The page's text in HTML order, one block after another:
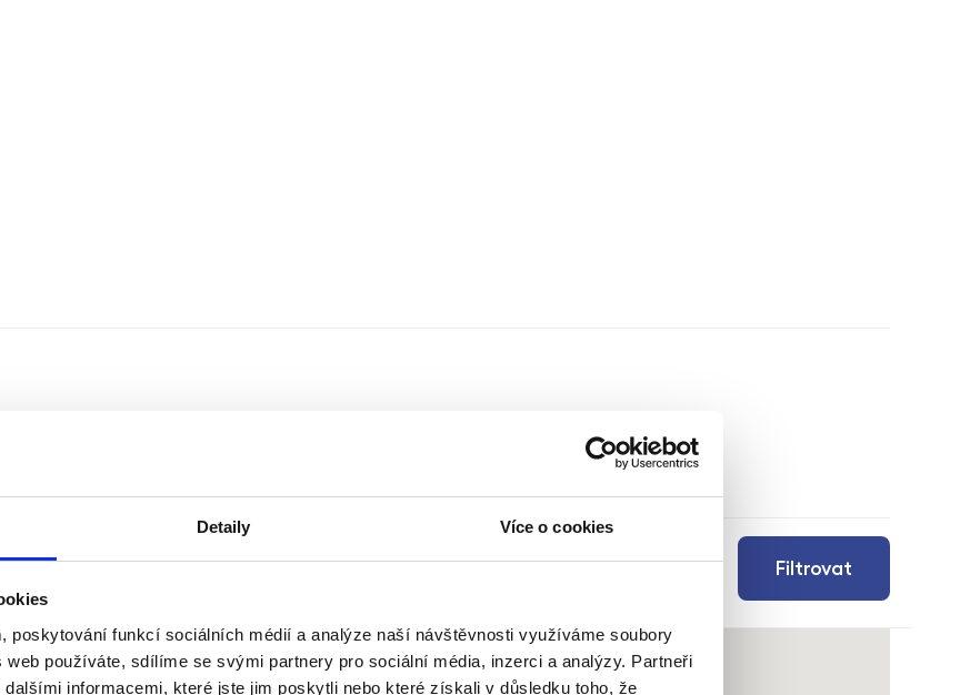
Detaily Více o cookies
poskytování funkcí sociálních médií a analýze naší návštěvnosti využíváme soubory
používáte, sdílíme se svými partnery pro sociální média, inzerci a analýzy. Partneři
informacemi, které jste jim poskytli nebo které získali v důsledku toho, že
Filtrovat
Řazení
Měna